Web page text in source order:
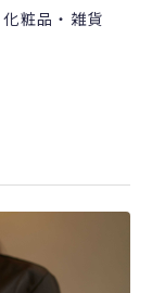
粧品・雑貨